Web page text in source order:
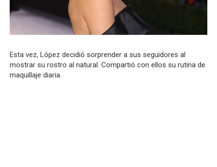
Esta vez, López decidió sorprender a sus seguidores al
mostrar su rostro al natural. Compartió con ellos su rutina de
maquillaje diaria.